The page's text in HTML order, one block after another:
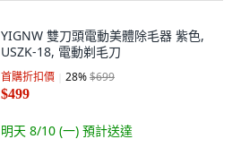
YIGNW 雙刀頭電動美體除毛器 紫色,
USZK-18, 電動剃毛刀
首購折扣價 28%$699
$499
明天 8/10 (一) 預計送達